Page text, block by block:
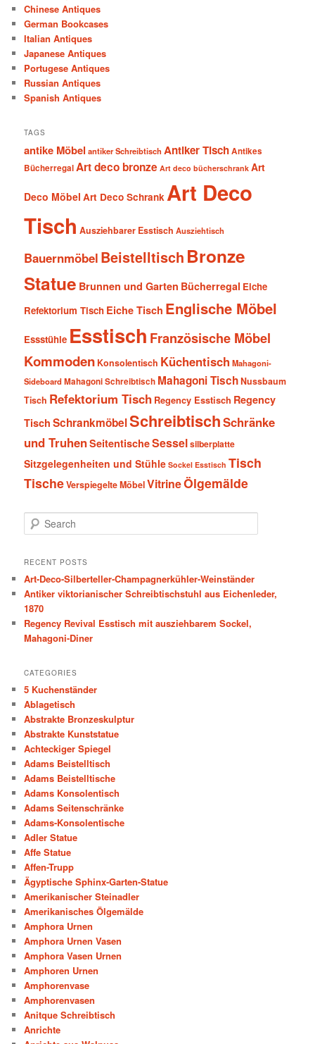
Chinese Antiques
German Bookcases
Italian Antiques
Japanese Antiques
Portugese Antiques
Russian Antiques
Spanish Antiques
TAGS
antike Möbel antiker Schreibtisch Antiker TischAntikes
BücherregalArt deco bronze Art deco bücherschrank Art
Deco Möbel Art Deco Schrank Art Deco
Tisch Ausziehbarer Esstisch Ausziehtisch
Bauernmöbel Beistelltisch Bronze
Statue Brunnen und Garten Bücherregal Eiche
Refektorium Tisch Eiche Tisch Englische Möbel
Essstühle Esstisch Französische Möbel
Kommoden Konsolentisch Küchentisch Mahagoni-
SideboardMahagoni Schreibtisch Mahagoni TischNussbaum
Tisch Refektorium Tisch Regency Esstisch Regency
Tisch SchrankmöbelSchreibtischSchränke
und TruhenSeitentischeSesselsilberplatte
Sitzgelegenheiten und Stühle Sockel Esstisch Tisch
TischeVerspiegelte MöbelVitrineÖlgemälde
e
r
h
RECENT POSTS
Art-Deco-Silberteller-Champagnerkühler-Weinständer
Antiker viktorianischer Schreibtischstuhl aus Eichenleder,
1870
Regency Revival Esstisch mit ausziehbarem Sockel,
Mahagoni-Diner
CATEGORIES
5 Kuchenständer
Ablagetisch
Abstrakte Bronzeskulptur
Abstrakte Kunststatue
Achteckiger Spiegel
Adams Beistelltisch
Adams Beistelltische
Adams Konsolentisch
Adams Seitenschränke
Adams-Konsolentische
Adler Statue
Affe Statue
Affen-Trupp
Ägyptische Sphinx-Garten-Statue
Amerikanischer Steinadler
Amerikanisches Ölgemälde
Amphora Urnen
Amphora Urnen Vasen
Amphora Vasen Urnen
Amphoren Urnen
Amphorenvase
Amphorenvasen
Anitque Schreibtisch
Anrichte